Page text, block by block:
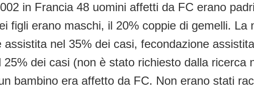
in Francia 48 uomini affetti da FC erano
figli erano maschi, il 20% coppie di gemelli.
nel 35% dei casi, fecondazione
dei casi (non è stato richiesto dalla ricerca
bambino era affetto da FC. Non erano stati